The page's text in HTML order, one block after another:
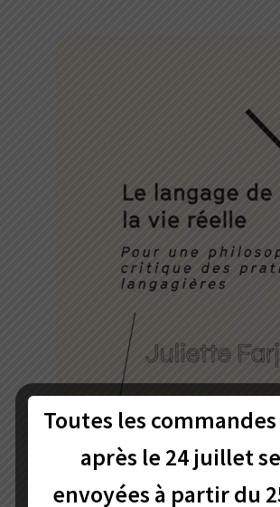
Toutes les commandes
après le 24 juillet
envoyées à partir du